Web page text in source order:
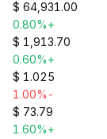
$ 64,931.00
+0.80%
$ 1,913.70
+0.60%
$ 1.025
-1.00%
$ 73.79
+1.60%